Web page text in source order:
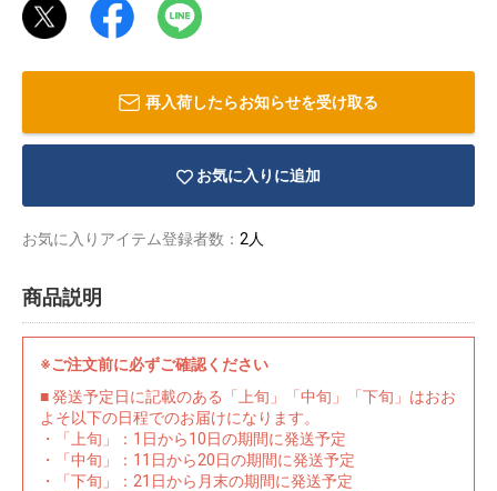
再入荷したらお知らせを受け取る
お気に入りに追加
お気に入りアイテム登録者数： 2人
商品説明
※ご注文前に必ずご確認ください
■ 発送予定日に記載のある「上旬」「中旬」「下旬」はおお
よそ以下の日程でのお届けになります。
・「上旬」：1日から10日の期間に発送予定
・「中旬」：11日から20日の期間に発送予定
・「下旬」：21日から月末の期間に発送予定
イラストレ
ーター
アダルトグ
ッズ